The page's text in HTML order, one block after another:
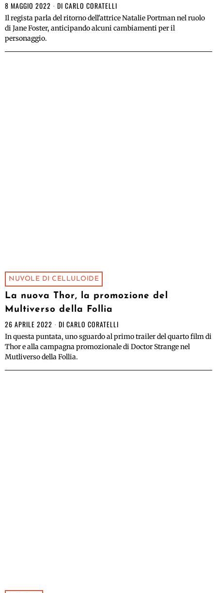
8 MAGGIO 2022 DI CARLO CORATELLI
Il regista parla del ritorno dell'attrice Natalie Portman nel ruolo
di Jane Foster, anticipando alcuni cambiamenti per il
personaggio.
NUVOLE DI CELLULOIDE
La nuova Thor, la promozione del
Multiverso della Follia
26 APRILE 2022 DI CARLO CORATELLI
In questa puntata, uno sguardo al primo trailer del quarto film di
Thor e alla campagna promozionale di Doctor Strange nel
Mutliverso della Follia.